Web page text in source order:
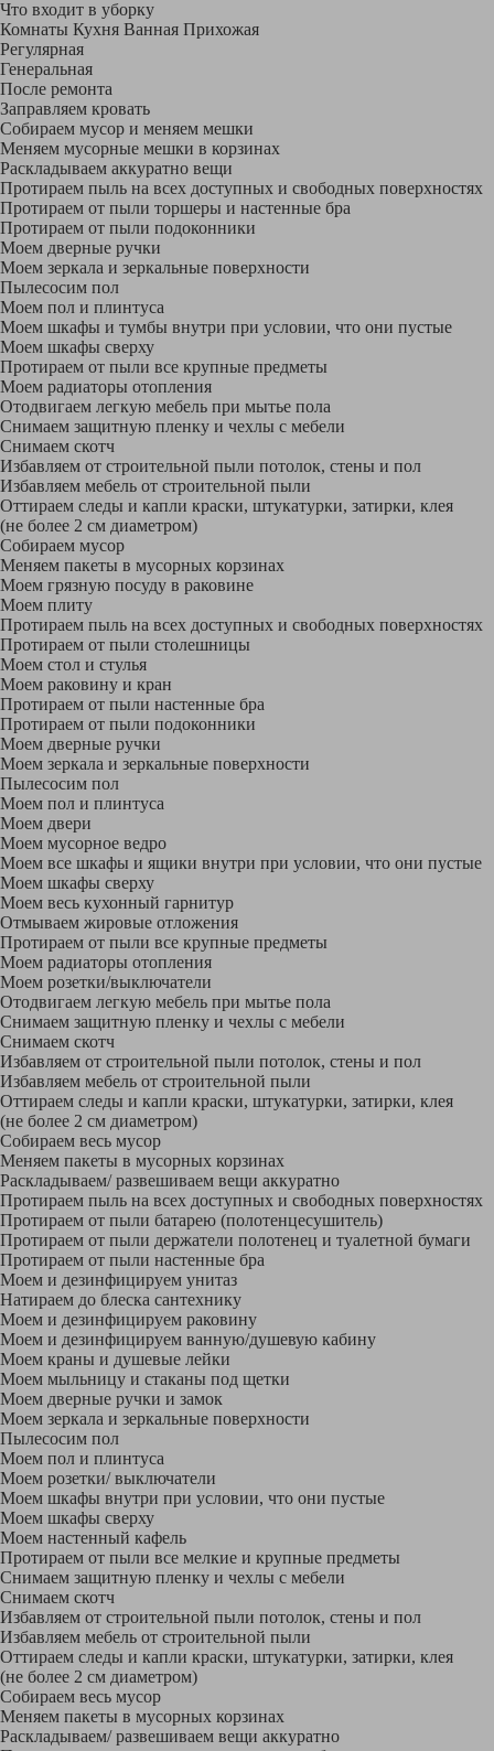
Что входит в уборку
Регу­лярная
Гене­ральная
После ремонта
Заправляем кровать
Собираем мусор и меняем мешки
Меняем мусорные мешки в корзинах
Раскладываем аккуратно вещи
Протираем пыль на всех доступных и свободных поверхностях
Протираем от пыли торшеры и настенные бра
Протираем от пыли подоконники
Моем дверные ручки
Моем зеркала и зеркальные поверхности
Пылесосим пол
Моем пол и плинтуса
Моем шкафы и тумбы внутри при условии, что они пустые
Моем шкафы сверху
Протираем от пыли все крупные предметы
Моем радиаторы отопления
Отодвигаем легкую мебель при мытье пола
Снимаем защитную пленку и чехлы с мебели
Снимаем скотч
Избавляем от строительной пыли потолок, стены и пол
Избавляем мебель от строительной пыли
Оттираем следы и капли краски, штукатурки, затирки, клея
(не более 2 см диаметром)
Собираем мусор
Меняем пакеты в мусорных корзинах
Моем грязную посуду в раковине
Моем плиту
Протираем пыль на всех доступных и свободных поверхностях
Протираем от пыли столешницы
Моем стол и стулья
Моем раковину и кран
Протираем от пыли настенные бра
Протираем от пыли подоконники
Моем дверные ручки
Моем зеркала и зеркальные поверхности
Пылесосим пол
Моем пол и плинтуса
Моем двери
Моем мусорное ведро
Моем все шкафы и ящики внутри при условии, что они пустые
Моем шкафы сверху
Моем весь кухонный гарнитур
Отмываем жировые отложения
Протираем от пыли все крупные предметы
Моем радиаторы отопления
Моем розетки/выключатели
Отодвигаем легкую мебель при мытье пола
Снимаем защитную пленку и чехлы с мебели
Снимаем скотч
Избавляем от строительной пыли потолок, стены и пол
Избавляем мебель от строительной пыли
Оттираем следы и капли краски, штукатурки, затирки, клея
(не более 2 см диаметром)
Собираем весь мусор
Меняем пакеты в мусорных корзинах
Раскладываем/ развешиваем вещи аккуратно
Протираем пыль на всех доступных и свободных поверхностях
Протираем от пыли батарею (полотенцесушитель)
Протираем от пыли держатели полотенец и туалетной бумаги
Протираем от пыли настенные бра
Моем и дезинфицируем унитаз
Натираем до блеска сантехнику
Моем и дезинфицируем раковину
Моем и дезинфицируем ванную/душевую кабину
Моем краны и душевые лейки
Моем мыльницу и стаканы под щетки
Моем дверные ручки и замок
Моем зеркала и зеркальные поверхности
Пылесосим пол
Моем пол и плинтуса
Моем розетки/ выключатели
Моем шкафы внутри при условии, что они пустые
Моем шкафы сверху
Моем настенный кафель
Протираем от пыли все мелкие и крупные предметы
Снимаем защитную пленку и чехлы с мебели
Снимаем скотч
Избавляем от строительной пыли потолок, стены и пол
Избавляем мебель от строительной пыли
Оттираем следы и капли краски, штукатурки, затирки, клея
(не более 2 см диаметром)
Собираем весь мусор
Меняем пакеты в мусорных корзинах
Раскладываем/ развешиваем вещи аккуратно